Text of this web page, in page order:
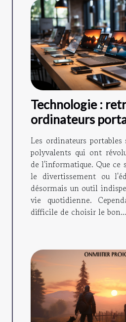
Technologie :
ordinateurs
plus utilisés du
Les ordinateurs portables
polyvalents qui ont
de l'informatique. Que ce
le divertissement ou
désormais un outil
vie quotidienne.
difficile de choisir le bon...